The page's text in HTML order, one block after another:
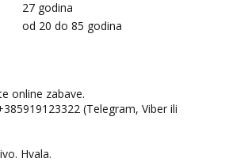
27 godina
od 20 do 85 godina
online zabave.
(Telegram, Viber ili
Hvala.